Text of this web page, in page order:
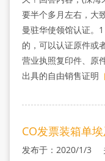
要半个多月左右，大
曼驻华使领馆认证。
的，可以认证原件或
营业执照复印件、原
出具的自由销售证明
CO发票装箱单
发布于：2020/1/3